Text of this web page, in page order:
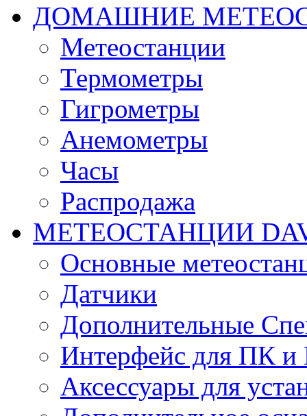
ДОМАШНИЕ
Метеостанции
Термометры
Гигрометры
Анемометры
Часы
Распродажа
МЕТЕОСТАНЦИИ
Основные
Датчики
Дополнительные
Интерфейс для ПК
Аксессуары для